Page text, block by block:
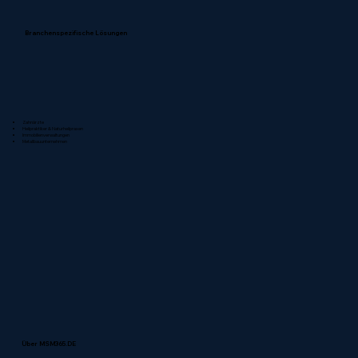
Branchenspezifische Lösungen
Über MSM365.DE
Zahnärzte
Heilpraktiker & Naturheilpraxen
Immobilienverwaltungen
Metallbauunternehmen